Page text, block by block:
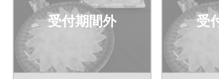
受付期間外 受